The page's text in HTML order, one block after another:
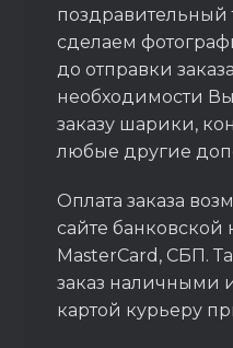
поздравительный
сделаем
до отправки
необходимости
заказу шарики,
любые другие
Оплата заказа
сайте банковской
MasterCard, СБП.
заказ наличными
картой курьеру